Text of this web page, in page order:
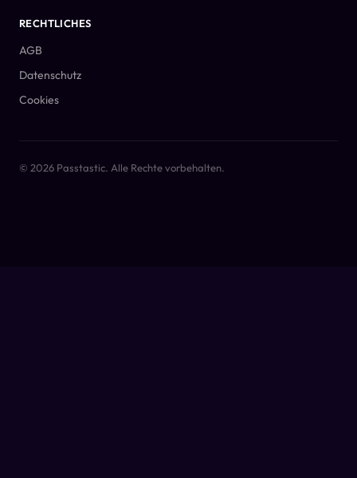
RECHTLICHES
AGB
Datenschutz
Cookies
© 2026 Passtastic. Alle Rechte vorbehalten.